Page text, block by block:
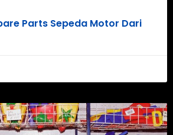
Parts Sepeda Motor Dari